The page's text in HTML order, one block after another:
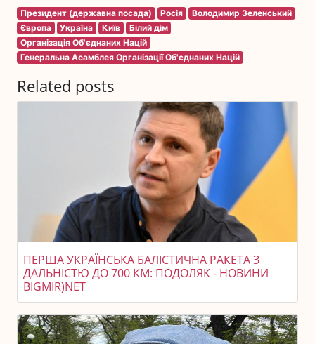
Президент (державна посада) Росія
Володимир Зеленський
Європа
Україна Київ
Білий дім
Організація Об'єднаних Націй
Генеральна Асамблея Організації Об'єднаних Націй
Related posts
ПЕРША УКРАЇНСЬКА БАЛІСТИЧНА РАКЕТА З
ДАЛЬНІСТЮ ДО 700 КМ: ПОДОЛЯК - НОВИНИ
BIGMIR)NET